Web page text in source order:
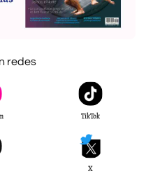
redes
TikTok
X